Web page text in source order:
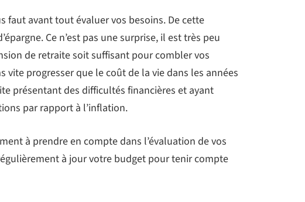
faut avant tout évaluer vos besoins. De cette
Ce n’est pas une surprise, il est très peu
de retraite soit suffisant pour combler vos
vite progresser que le coût de la vie dans les années
présentant des difficultés financières et ayant
par rapport à l’inflation.
à prendre en compte dans l’évaluation de vos
à jour votre budget pour tenir compte